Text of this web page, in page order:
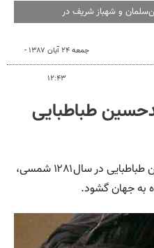
و شهباز شریف در
جمعه ۲۴ آبان ۱۳۸۷ -
۱۲:۴۳
طباطبایی
همشهری آنلاین: سید محمدحسین طباطبایی در سال۱۲۸۱ شمسی،
به جهان گشود.